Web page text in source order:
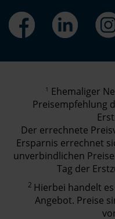
1 Ehemaliger
Preisempfehlung
Der errechnete
Ersparnis errechnet
unverbindlichen
Tag der
2 Hierbei handelt
Angebot. Preise